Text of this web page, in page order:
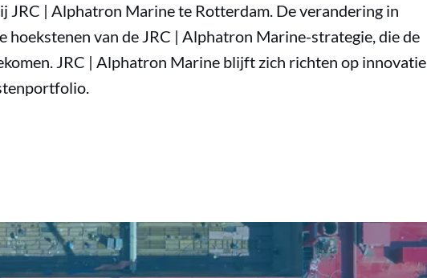
JRC | Alphatron Marine te Rotterdam. De verandering in
hoekstenen van de JRC | Alphatron Marine-strategie, die de
JRC | Alphatron Marine blijft zich richten op innovatie